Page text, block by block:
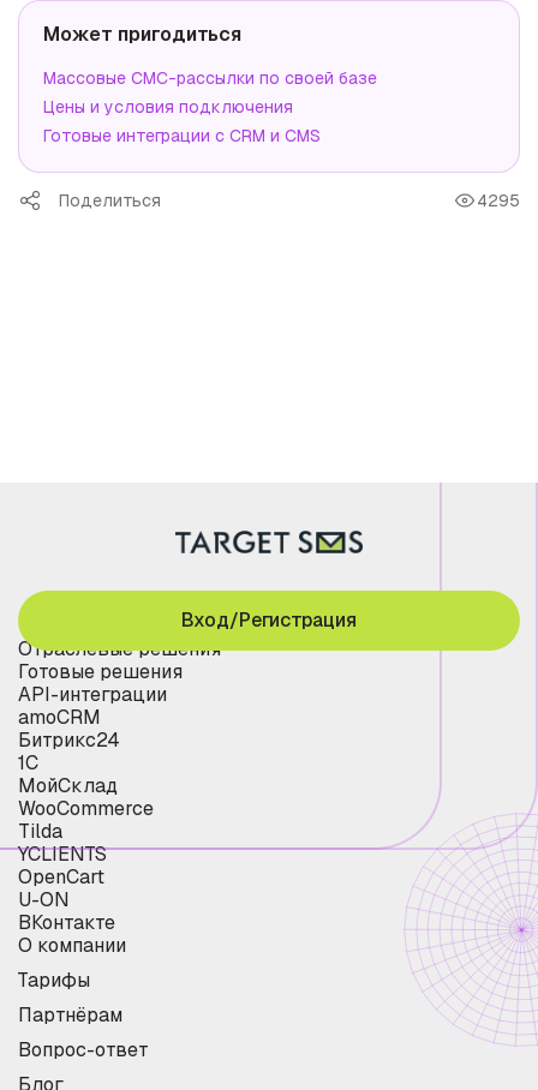
Может пригодиться
Массовые СМС-рассылки по своей базе
Цены и условия подключения
Готовые интеграции с CRM и CMS
Поделиться 4295
Отраслевые решения
Готовые решения
API-интеграции
amoCRM
Битрикс24
1С
МойСклад
WooCommerce
Tilda
YCLIENTS
OpenCart
U-ON
ВКонтакте
О компании
Тарифы
Партнёрам
Вопрос-ответ
Блог
Вход/Регистрация